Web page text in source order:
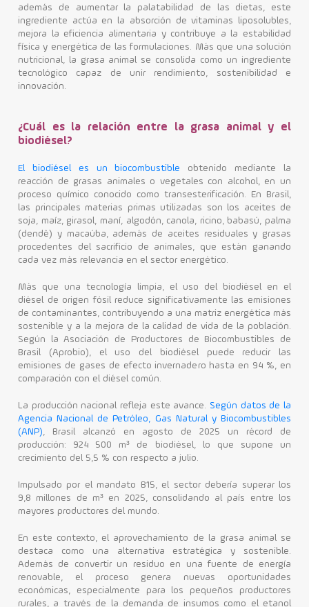
además de aumentar la palatabilidad de las dietas, este
ingrediente actúa en la absorción de vitaminas liposolubles,
mejora la eficiencia alimentaria y contribuye a la estabilidad
física y energética de las formulaciones. Más que una solución
nutricional, la grasa animal se consolida como un ingrediente
tecnológico capaz de unir rendimiento, sostenibilidad e
innovación.
¿Cuál es la relación entre la grasa animal y el
biodiésel?
El biodiésel es un biocombustible
obtenido mediante la
reacción de grasas animales o vegetales con alcohol, en un
proceso químico conocido como transesterificación. En Brasil,
las principales materias primas utilizadas son los aceites de
soja, maíz, girasol, maní, algodón, canola, ricino, babasú, palma
(dendê) y macaúba, además de aceites residuales y grasas
procedentes del sacrificio de animales, que están ganando
cada vez más relevancia en el sector energético.
Más que una tecnología limpia, el uso del biodiésel en el
diésel de origen fósil reduce significativamente las emisiones
de contaminantes, contribuyendo a una matriz energética más
sostenible y a la mejora de la calidad de vida de la población.
Según la Asociación de Productores de Biocombustibles de
Brasil (Aprobio), el uso del biodiésel puede reducir las
emisiones de gases de efecto invernadero hasta en 94 %, en
comparación con el diésel común.
La producción nacional refleja este avance. Según datos de la
Agencia Nacional de Petróleo, Gas Natural y Biocombustibles
(ANP), Brasil alcanzó en agosto de 2025 un récord de
producción: 924 500 m³ de biodiésel, lo que supone un
crecimiento del 5,5 % con respecto a julio.
Impulsado por el mandato B15, el sector debería superar los
9,8 millones de m³ en 2025, consolidando al país entre los
mayores productores del mundo.
En este contexto, el aprovechamiento de la grasa animal se
destaca como una alternativa estratégica y sostenible.
Además de convertir un residuo en una fuente de energía
renovable, el proceso genera nuevas oportunidades
económicas, especialmente para los pequeños productores
rurales, a través de la demanda de insumos como el etanol